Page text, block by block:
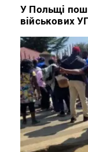
У Польщі
військових